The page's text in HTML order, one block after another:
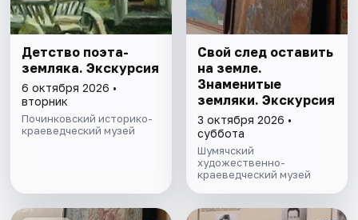
Детство поэта-
земляка. Экскурсия
6 октября 2026 •
вторник
Починковский историко-
краеведческий музей
Свой след оставить
на земле.
Знаменитые
земляки. Экскурсия
3 октября 2026 •
суббота
Шумячский
художественно-
краеведческий музей